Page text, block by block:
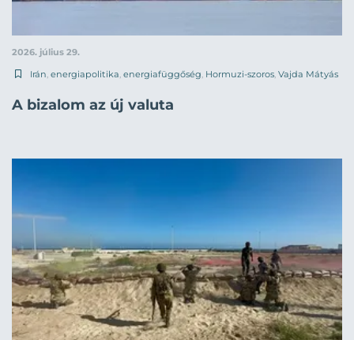
2026. július 29.
Irán, energiapolitika, energiafüggőség, Hormuzi-szoros, Vajda Mátyás
A bizalom az új valuta